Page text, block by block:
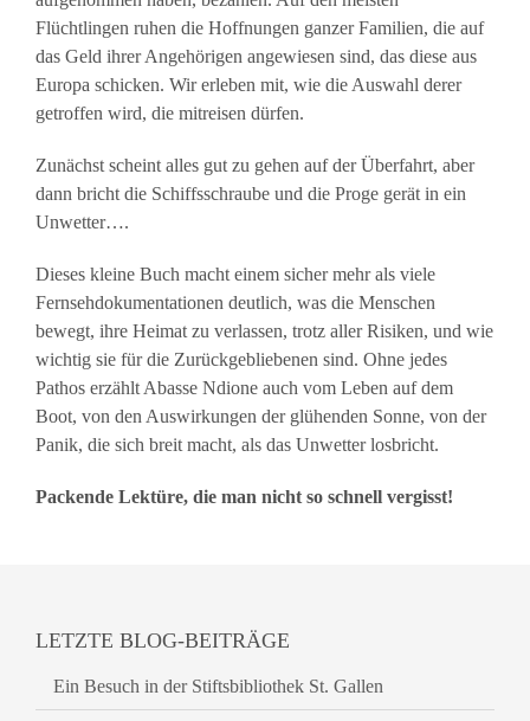
Flüchtlingen ruhen die Hoffnungen ganzer Familien, die auf
das Geld ihrer Angehörigen angewiesen sind, das diese aus
Europa schicken. Wir erleben mit, wie die Auswahl derer
getroffen wird, die mitreisen dürfen.
Zunächst scheint alles gut zu gehen auf der Überfahrt, aber
dann bricht die Schiffsschraube und die Proge gerät in ein
Unwetter….
Dieses kleine Buch macht einem sicher mehr als viele
Fernsehdokumentationen deutlich, was die Menschen
bewegt, ihre Heimat zu verlassen, trotz aller Risiken, und wie
wichtig sie für die Zurückgebliebenen sind. Ohne jedes
Pathos erzählt Abasse Ndione auch vom Leben auf dem
Boot, von den Auswirkungen der glühenden Sonne, von der
Panik, die sich breit macht, als das Unwetter losbricht.
Packende Lektüre, die man nicht so schnell vergisst!
LETZTE BLOG-BEITRÄGE
Ein Besuch in der Stiftsbibliothek St. Gallen